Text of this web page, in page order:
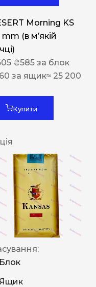
Morning KS
(в мʼякій
₴585 за блок
за ящик≈ 25 200
Купити
Блок
Ящик